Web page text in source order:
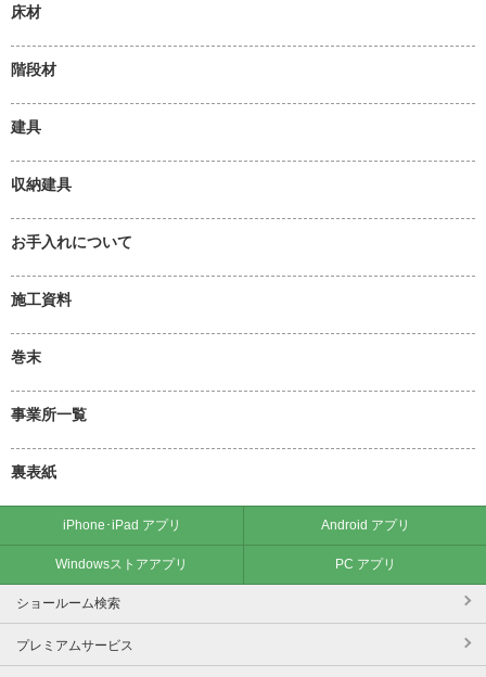
床材
階段材
建具
収納建具
お手入れについて
施工資料
巻末
事業所一覧
裏表紙
iPhone･iPad アプリ Android アプリ
Windowsストアアプリ PC アプリ
ショールーム検索
プレミアムサービス